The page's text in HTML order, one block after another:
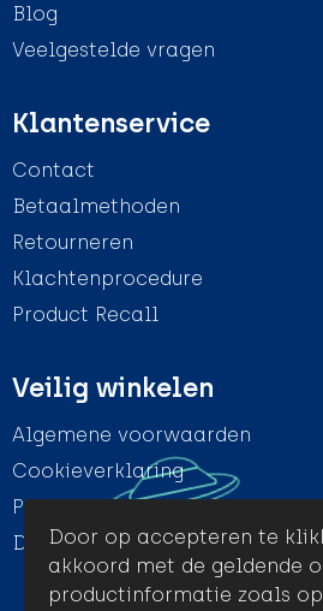
Blog
Veelgestelde vragen
Klantenservice
Contact
Betaalmethoden
Retourneren
Klachtenprocedure
Product Recall
Veilig winkelen
Algemene voorwaarden
Cookieverklaring
Privacyverklaring
Disclaimer
Door op accepteren te
akkoord met de geldende
productinformatie zoals